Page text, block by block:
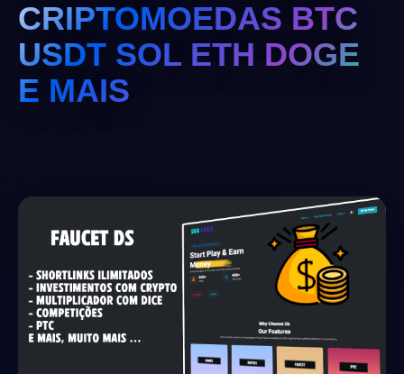
CRIPTOMOEDAS BTC
USDT SOL ETH DOGE
E MAIS